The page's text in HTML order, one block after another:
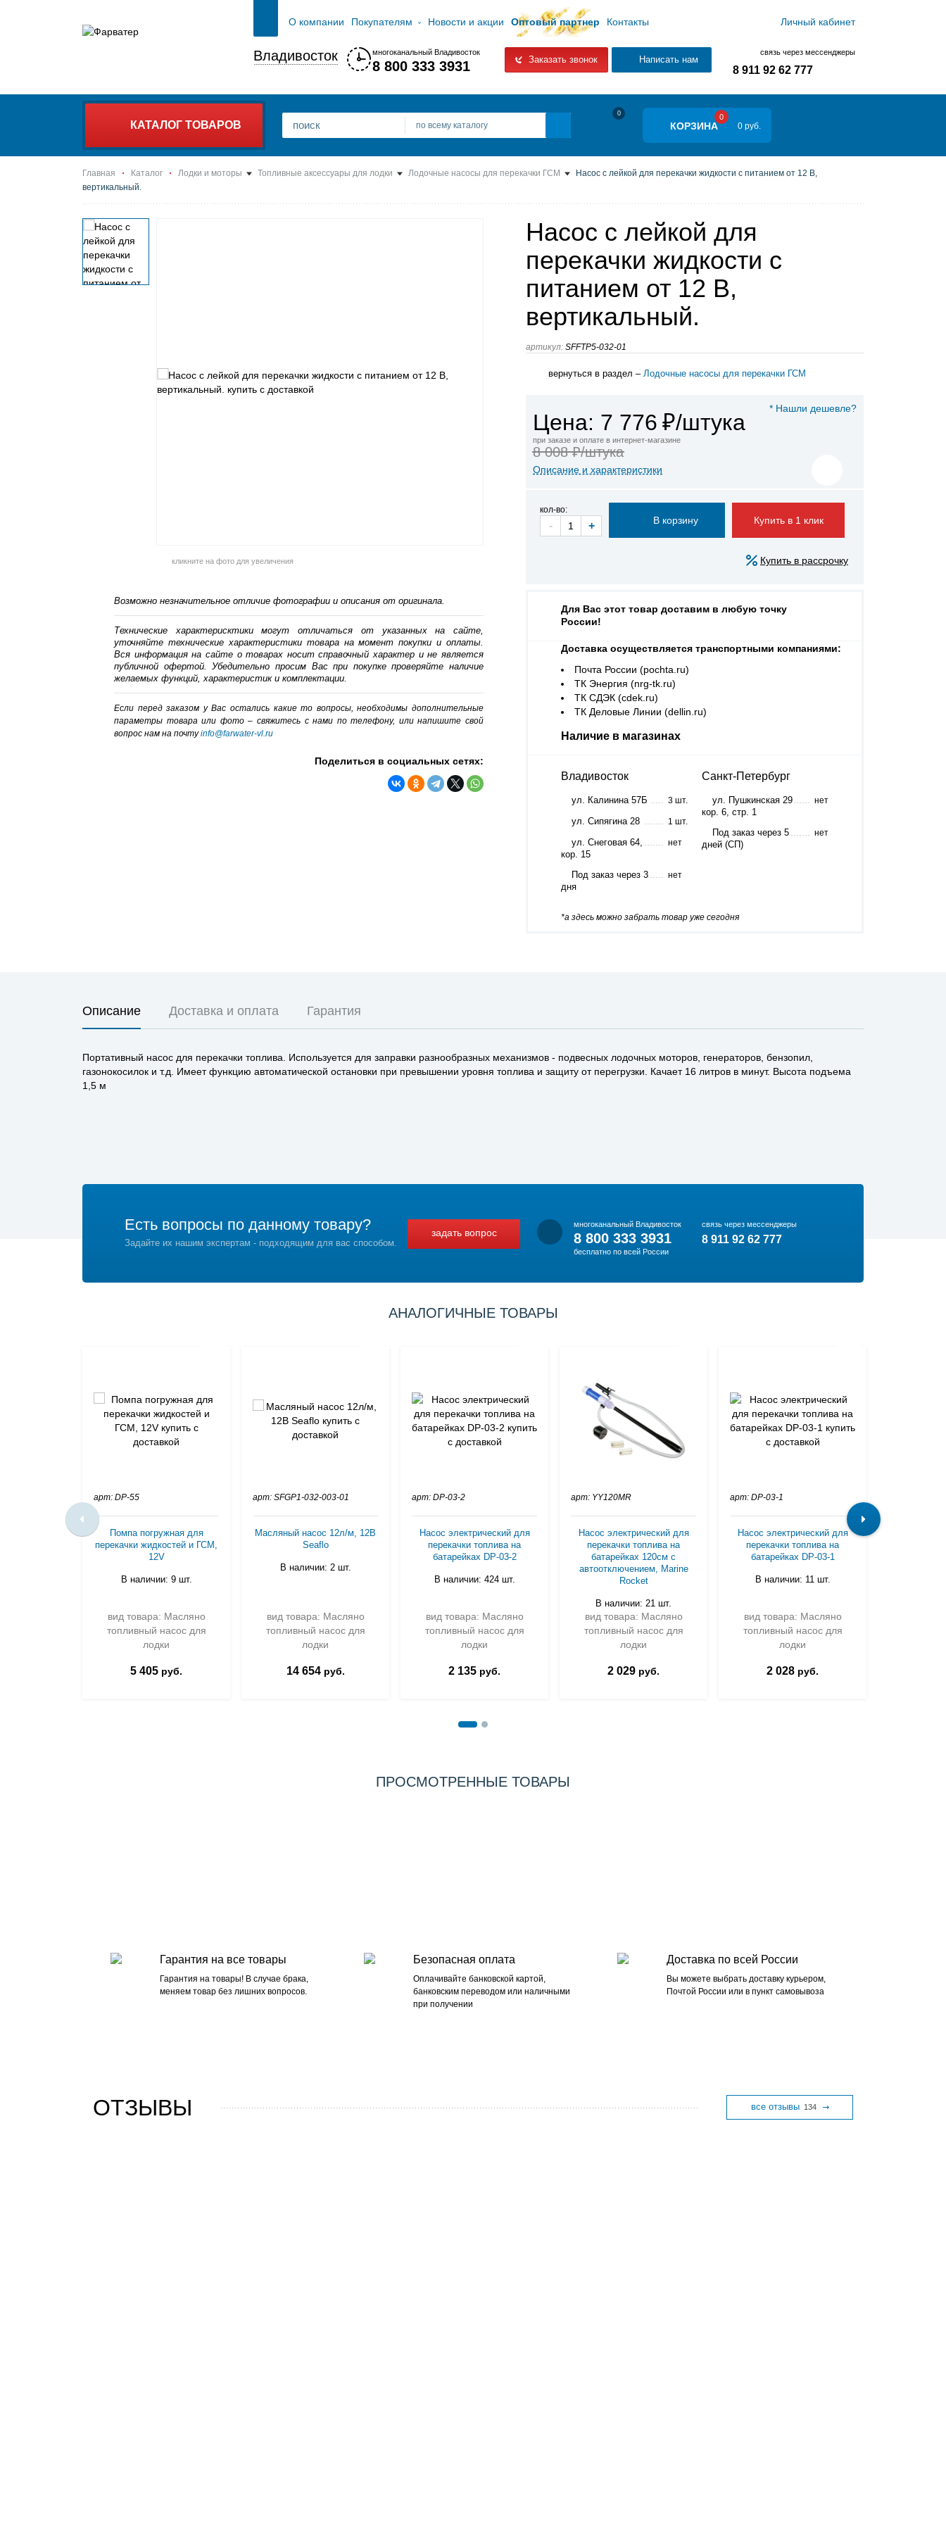
О компании Покупателям Новости и акции Оптовый партнер Контакты Личный кабинет
Владивосток многоканальный Владивосток
8 800 333 3931 Заказать звонок Написать нам
связь через мессенджеры
8 911 92 62 777
КАТАЛОГ ТОВАРОВ по всему каталогу
0
КОРЗИНА
0
0 руб.
Главная Каталог Лодки и моторы Топливные аксессуары для лодки Лодочные насосы для перекачки ГСМ
Насос c лейкой для перекачки жидкости с питанием от 12 В,
вертикальный.
Насос c лейкой для
перекачки жидкости с
питанием от 12 В,
вертикальный.
артикул: SFFTP5-032-01
вернуться в раздел – Лодочные насосы для перекачки ГСМ
кликните на фото для увеличения
Возможно незначительное отличие фотографии и описания от оригинала.
Технические характерисктики могут отличаться от указанных на сайте,
уточняйте технические характеристики товара на момент покупки и оплаты.
Вся информация на сайте о товарах носит справочный характер и не является
публичной офертой. Убедительно просим Вас при покупке проверяйте наличие
желаемых функций, характеристик и комплектации.
Если перед заказом у Вас остались какие то вопросы, необходимы дополнительные
параметры товара или фото – cвяжитесь с нами по телефону, или напишите свой
вопрос нам на почтуinfo@farwater-vl.ru
Поделиться в социальных сетях:
* Нашли дешевле?
Цена: 7 776 ₽/штука
при заказе и оплате в интернет-магазине
8 008 ₽/штука
Описание и характеристики
кол-во:
- + Купить в 1 клик
Купить в рассрочку
Для Вас этот товар доставим в любую точку
России!
Доставка осуществляется транспортными компаниями:
Почта России (pochta.ru)
ТК Энергия (nrg-tk.ru)
ТК СДЭК (cdek.ru)
ТК Деловые Линии (dellin.ru)
Наличие в магазинах
Владивосток
ул. Калинина 57Б 3 шт.
ул. Сипягина 28 1 шт.
ул. Снеговая 64,
кор. 15
нет
Под заказ через 3
дня
нет
Санкт-Петербург
ул. Пушкинская 29
кор. 6, стр. 1
нет
Под заказ через 5
дней (СП)
нет
*а здесь можно забрать товар уже сегодня
Описание Доставка и оплата Гарантия
Портативный насос для перекачки топлива. Используется для заправки разнообразных механизмов - подвесных лодочных моторов, генераторов, бензопил,
газонокосилок и т.д. Имеет функцию автоматической остановки при превышении уровня топлива и защиту от перегрузки. Качает 16 литров в минут. Высота подъема
1,5 м
Есть вопросы по данному товару?
Задайте их нашим экспертам - подходящим для вас способом.
задать вопрос
многоканальный Владивосток
8 800 333 3931
бесплатно по всей России
связь через мессенджеры
8 911 92 62 777
АНАЛОГИЧНЫЕ ТОВАРЫ
арт: DP-55
Помпа погружная для
перекачки жидкостей и ГСМ,
12V
В наличии: 9 шт.
вид товара: Масляно
топливный насос для
лодки
5 405 руб.
арт: SFGP1-032-003-01
Масляный насос 12л/м, 12В
Seaflo
В наличии: 2 шт.
вид товара: Масляно
топливный насос для
лодки
14 654руб.
арт: DP-03-2
Насос электрический для
перекачки топлива на
батарейках DP-03-2
В наличии: 424 шт.
вид товара: Масляно
топливный насос для
лодки
2 135 руб.
арт: YY120MR
Насос электрический для
перекачки топлива на
батарейках 120см с
автоотключением, Marine
Rocket
В наличии: 21 шт.
вид товара: Масляно
топливный насос для
лодки
2 029 руб.
арт: DP-03-1
Насос электрический для
перекачки топлива на
батарейках DP-03-1
В наличии: 11 шт.
вид товара: Масляно
топливный насос для
лодки
2 028 руб.
ПРОСМОТРЕННЫЕ ТОВАРЫ
Гарантия на все товары
Гарантия на товары! В случае брака,
меняем товар без лишних вопросов.
Безопасная оплата
Оплачивайте банковской картой,
банковским переводом или наличными
при получении
Доставка по всей России
Вы можете выбрать доставку курьером,
Почтой России или в пункт самовывоза
ОТЗЫВЫ все отзывы 134